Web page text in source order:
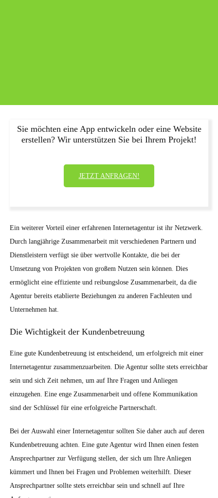
Sie möchten eine App entwickeln oder eine Website
erstellen? Wir unterstützen Sie bei Ihrem Projekt!
JETZT ANFRAGEN!
Ein weiterer Vorteil einer erfahrenen Internetagentur ist ihr Netzwerk.
Durch langjährige Zusammenarbeit mit verschiedenen Partnern und
Dienstleistern verfügt sie über wertvolle Kontakte, die bei der
Umsetzung von Projekten von großem Nutzen sein können. Dies
ermöglicht eine effiziente und reibungslose Zusammenarbeit, da die
Agentur bereits etablierte Beziehungen zu anderen Fachleuten und
Unternehmen hat.
Die Wichtigkeit der Kundenbetreuung
Eine gute Kundenbetreuung ist entscheidend, um erfolgreich mit einer
Internetagentur zusammenzuarbeiten. Die Agentur sollte stets erreichbar
sein und sich Zeit nehmen, um auf Ihre Fragen und Anliegen
einzugehen. Eine enge Zusammenarbeit und offene Kommunikation
sind der Schlüssel für eine erfolgreiche Partnerschaft.
Bei der Auswahl einer Internetagentur sollten Sie daher auch auf deren
Kundenbetreuung achten. Eine gute Agentur wird Ihnen einen festen
Ansprechpartner zur Verfügung stellen, der sich um Ihre Anliegen
kümmert und Ihnen bei Fragen und Problemen weiterhilft. Dieser
Ansprechpartner sollte stets erreichbar sein und schnell auf Ihre